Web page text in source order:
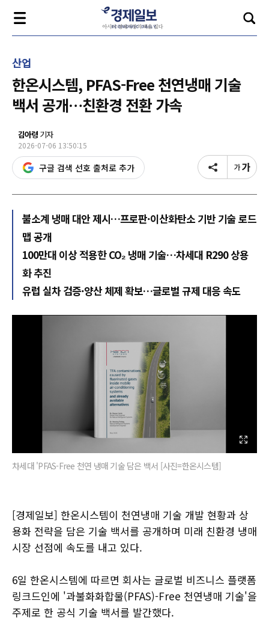
산업
한온시스템, PFAS-Free 천연냉매 기술
백서 공개…친환경 전환 가속
김아령 기자
2026-07-06 13:50:15
구글 검색 선호 출처로 추가
불소계 냉매 대안 제시…프로판·이산화탄소 기반 기술 로드
맵 공개
100만대 이상 적용한 CO₂ 냉매 기술…차세대 R290 상용
화 추진
유럽 실차 검증·양산 체제 확보…글로벌 규제 대응 속도
차세대 'PFAS-Free 천연 냉매 기술 담은 백서 [사진=한온시스템]
[경제일보] 한온시스템이 천연냉매 기술 개발 현황과 상
용화 전략을 담은 기술 백서를 공개하며 미래 친환경 냉매
시장 선점에 속도를 내고 있다.
6일 한온시스템에 따르면 회사는 글로벌 비즈니스 플랫폼
링크드인에 '과불화화합물(PFAS)-Free 천연냉매 기술'을
주제로 한 공식 기술 백서를 발간했다.